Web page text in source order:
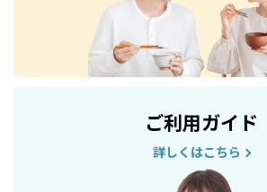
ご利用ガイド
詳しくはこちら